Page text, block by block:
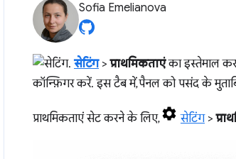
Sofia Emelianova
सेटिंग>प्राथमिकताएंका इस्तेमाल
कॉन्फ़िगर करें. इस टैब में, पैनल को पसंद के
प्राथमिकताएं सेट करने के लिए, सेटिंग>